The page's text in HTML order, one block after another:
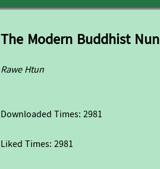
The Modern Buddhist Nun
Rawe Htun
Downloaded Times: 2981
Liked Times: 2981